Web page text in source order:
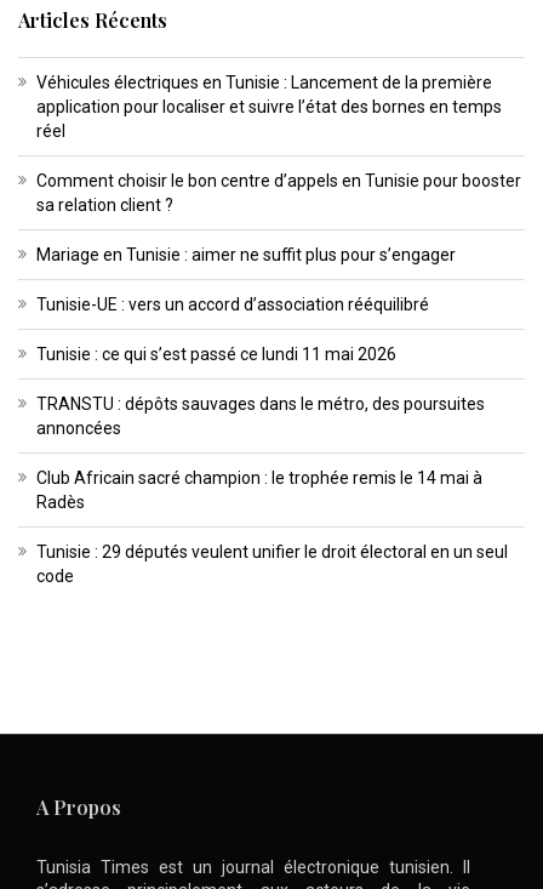
Articles Récents
Véhicules électriques en Tunisie : Lancement de la première
application pour localiser et suivre l’état des bornes en temps
réel
Comment choisir le bon centre d’appels en Tunisie pour booster
sa relation client ?
Mariage en Tunisie : aimer ne suffit plus pour s’engager
Tunisie-UE : vers un accord d’association rééquilibré
Tunisie : ce qui s’est passé ce lundi 11 mai 2026
TRANSTU : dépôts sauvages dans le métro, des poursuites
annoncées
Club Africain sacré champion : le trophée remis le 14 mai à
Radès
Tunisie : 29 députés veulent unifier le droit électoral en un seul
code
A Propos
Tunisia Times est un journal électronique tunisien. Il